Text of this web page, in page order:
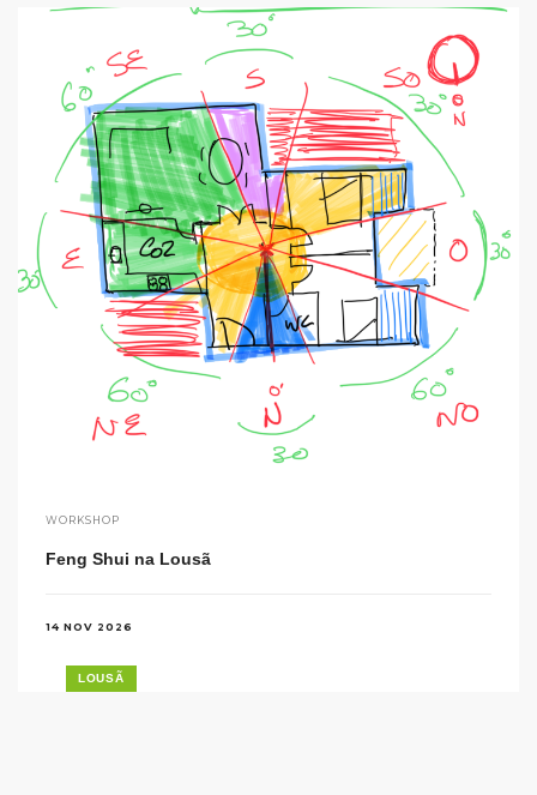
WORKSHOP
Feng Shui na Lousã
14 NOV 2026
LOUSÃ